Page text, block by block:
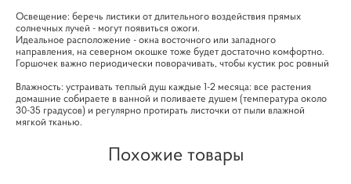
Освещение: беречь листики от длительного воздействия прямых
солнечных лучей - могут появиться ожоги.
Идеальное расположение - окна восточного или западного
направления, на северном окошке тоже будет достаточно комфортно.
Горшочек важно периодически поворачивать, чтобы кустик рос ровный
Влажность: устраивать теплый душ каждые 1-2 месяца: все растения
домашние собираете в ванной и поливаете душем (температура около
30-35 градусов) и регулярно протирать листочки от пыли влажной
мягкой тканью.
Похожие товары